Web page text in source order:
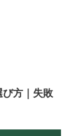
び方｜失敗